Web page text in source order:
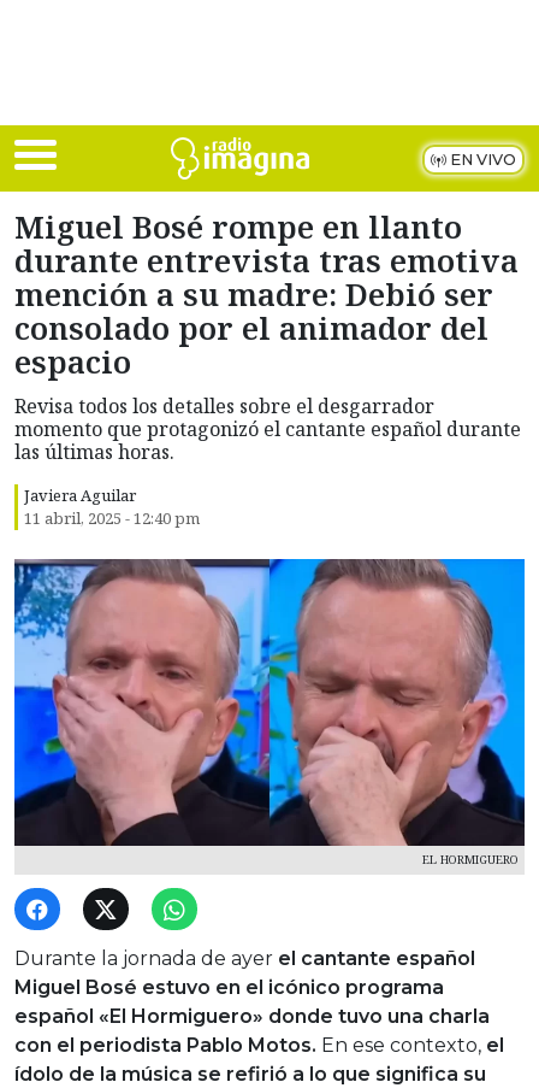
EN VIVO
Miguel Bosé rompe en llanto
durante entrevista tras emotiva
mención a su madre: Debió ser
consolado por el animador del
espacio
Revisa todos los detalles sobre el desgarrador
momento que protagonizó el cantante español durante
las últimas horas.
Javiera Aguilar
11 abril, 2025 - 12:40 pm
EL HORMIGUERO
Durante la jornada de ayer el cantante español
Miguel Bosé estuvo en el icónico programa
español «El Hormiguero» donde tuvo una charla
con el periodista Pablo Motos. En ese contexto, el
ídolo de la música se refirió a lo que significa su